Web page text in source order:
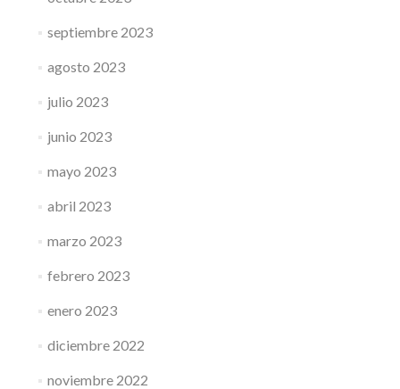
septiembre 2023
agosto 2023
julio 2023
junio 2023
mayo 2023
abril 2023
marzo 2023
febrero 2023
enero 2023
diciembre 2022
noviembre 2022